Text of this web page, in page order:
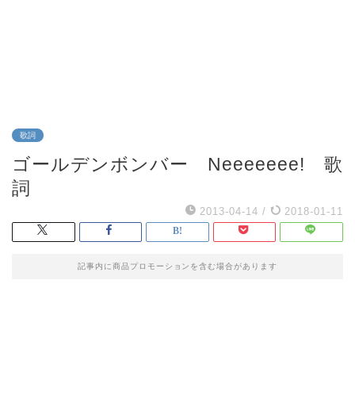
歌詞
ゴールデンボンバー Neeeeeee! 歌
詞
2013-04-14 / 2018-01-11
記事内に商品プロモーションを含む場合があります